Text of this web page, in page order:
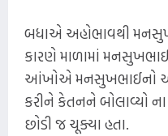
બધાએ અહોભાવથી
કારણે માળામાં
આંખોએ મનસુખભાઈનો
કરીને કેતનને બોલાવ્યો
છોડી જ ચૂક્યા હતા.